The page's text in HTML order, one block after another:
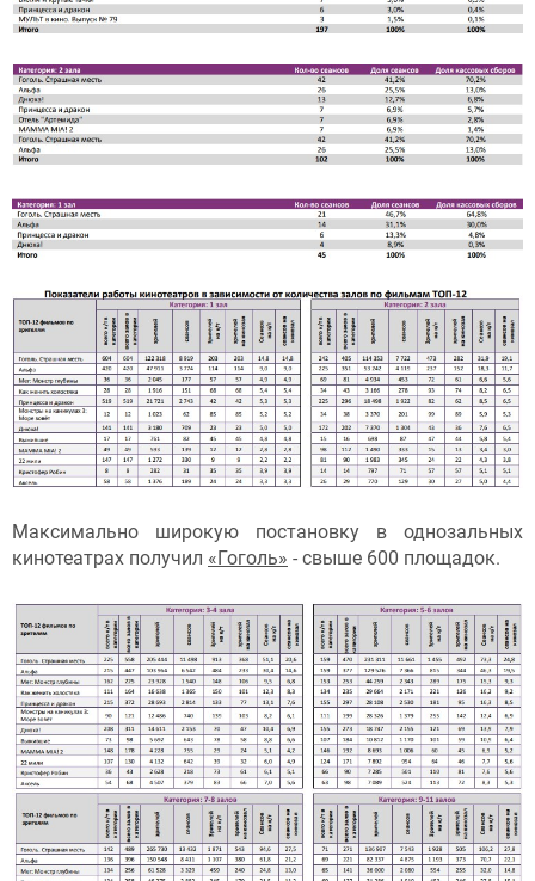
Максимально широкую постановку в однозальных
кинотеатрах получил «Гоголь» - свыше 600 площадок.